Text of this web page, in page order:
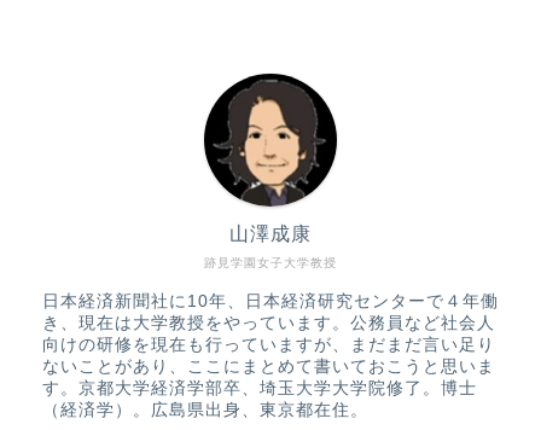
跡見学園女子大学教授
山澤成康
日本経済新聞社に10年、日本経済研究センターで４年働
き、現在は大学教授をやっています。公務員など社会人
向けの研修を現在も行っていますが、まだまだ言い足り
ないことがあり、ここにまとめて書いておこうと思いま
す。京都大学経済学部卒、埼玉大学大学院修了。博士
（経済学）。広島県出身、東京都在住。